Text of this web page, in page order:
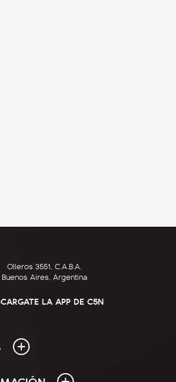
Olleros 3551, C.A.B.A.
Buenos Aires, Argentina
LA APP DE C5N